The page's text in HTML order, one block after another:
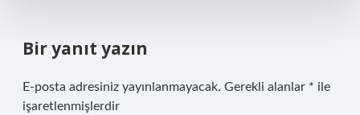
Bir yanıt yazın
E-posta adresiniz yayınlanmayacak. Gerekli alanlar * ile
işaretlenmişlerdir